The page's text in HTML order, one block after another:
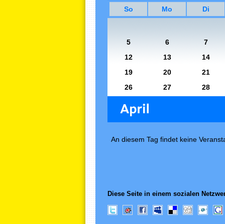
So Mo Di
5 6
7
12
13
14
19
20
21
26
27 28
An diesem Tag findet keine
Diese Seite in einem sozialen